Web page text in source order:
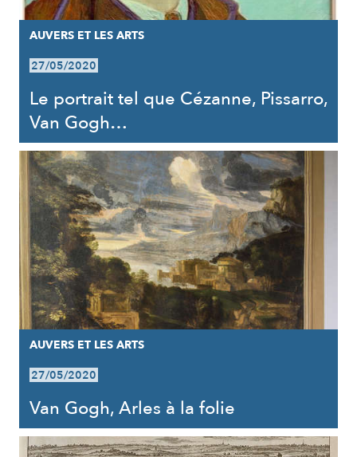
AUVERS ET LES ARTS
27/05/2020
Le portrait tel que Cézanne, Pissarro,
Van Gogh…
AUVERS ET LES ARTS
27/05/2020
Van Gogh, Arles à la folie